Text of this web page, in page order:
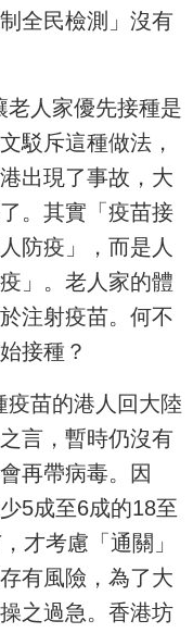
全民檢測」沒有
老人家優先接種是
駁斥這種做法，
出現了事故，大
。其實「疫苗接
防疫」，而是人
」。老人家的體
注射疫苗。何不
接種？
疫苗的港人回大陸
言，暫時仍沒有
再帶病毒。因
5成至6成的18至
才考慮「通關」
有風險，為了大
之過急。香港坊